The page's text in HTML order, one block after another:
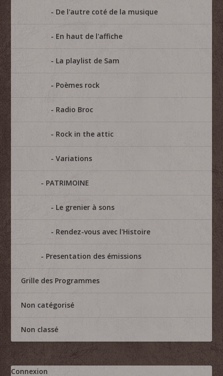
De l'autre coté de la musique
En haut de l'affiche
La playlist de Sam
Poèmes rock
Radio Broc
Rock in the attic
Variations
PATRIMOINE
Le grenier à sons
Rendez-vous avec l'Histoire
Presentation des émissions
Grille des Programmes
Non catégorisé
Non classé
Connexion